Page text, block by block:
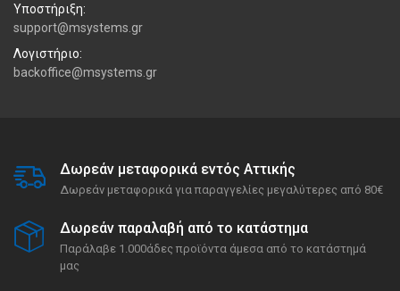
Υποστήριξη:
support@msystems.gr
Λογιστήριο:
backoffice@msystems.gr
Δωρεάν μεταφορικά εντός Αττικής
Δωρεάν μεταφορικά για παραγγελίες μεγαλύτερες από 80€
Δωρεάν παραλαβή από το κατάστημα
Παράλαβε 1.000άδες προϊόντα άμεσα από το κατάστημά
μας